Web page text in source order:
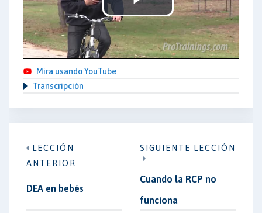
Play
Video
Mira usando YouTube
Transcripción
LECCIÓN
ANTERIOR
DEA en bebés
SIGUIENTE LECCIÓN
Cuando la RCP no
funciona